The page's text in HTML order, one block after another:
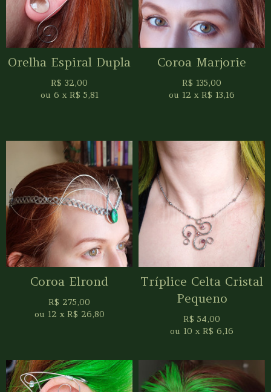
Orelha Espiral Dupla
R$ 32,00
ou 6 x R$ 5,81
Coroa Marjorie
R$ 135,00
ou 12 x R$ 13,16
Coroa Elrond
R$ 275,00
ou 12 x R$ 26,80
Tríplice Celta Cristal
Pequeno
R$ 54,00
ou 10 x R$ 6,16